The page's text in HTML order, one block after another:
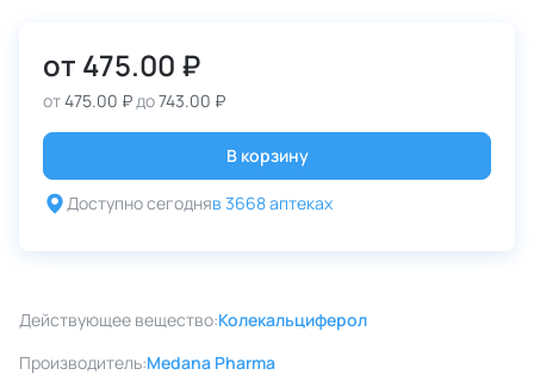
от 475.00 ₽
от475.00 ₽до743.00 ₽
В корзину
Доступно сегодняв 3668 аптеках
Действующее вещество:Колекальциферол
Производитель:Medana Pharma